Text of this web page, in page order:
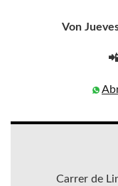
Von
Carrer de